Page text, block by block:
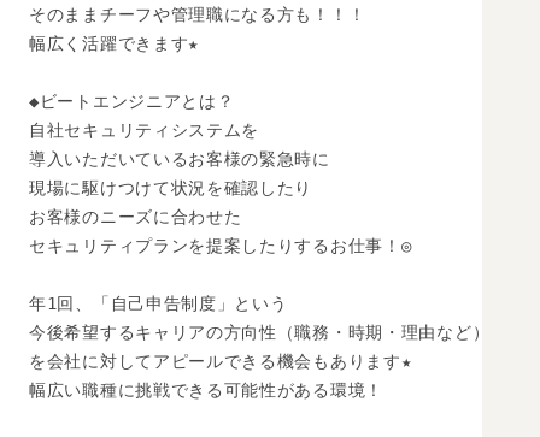
そのままチーフや管理職になる方も！！！
幅広く活躍できます★
◆ビートエンジニアとは？
自社セキュリティシステムを
導入いただいているお客様の緊急時に
現場に駆けつけて状況を確認したり
お客様のニーズに合わせた
セキュリティプランを提案したりするお仕事！◎
年1回、「自己申告制度」という
今後希望するキャリアの方向性（職務・時期・理由など）
を会社に対してアピールできる機会もあります★
幅広い職種に挑戦できる可能性がある環境！